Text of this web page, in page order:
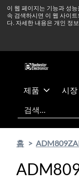
이 웹 페이지는 기능과 성
속 검색하시면 이 웹 사이
다. 자세한 내용은 개인 정
츠
건
중동 지역 상황을 지
정상적으로
제품 시장
검색
홈